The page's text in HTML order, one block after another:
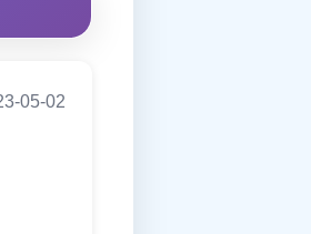
05-02